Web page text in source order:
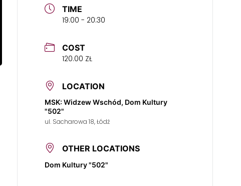
TIME
19:00 - 20:30
COST
120.00 ZŁ
LOCATION
MSK: Widzew Wschód, Dom Kultury
"502"
ul. Sacharowa 18, Łódź
OTHER LOCATIONS
Dom Kultury "502"